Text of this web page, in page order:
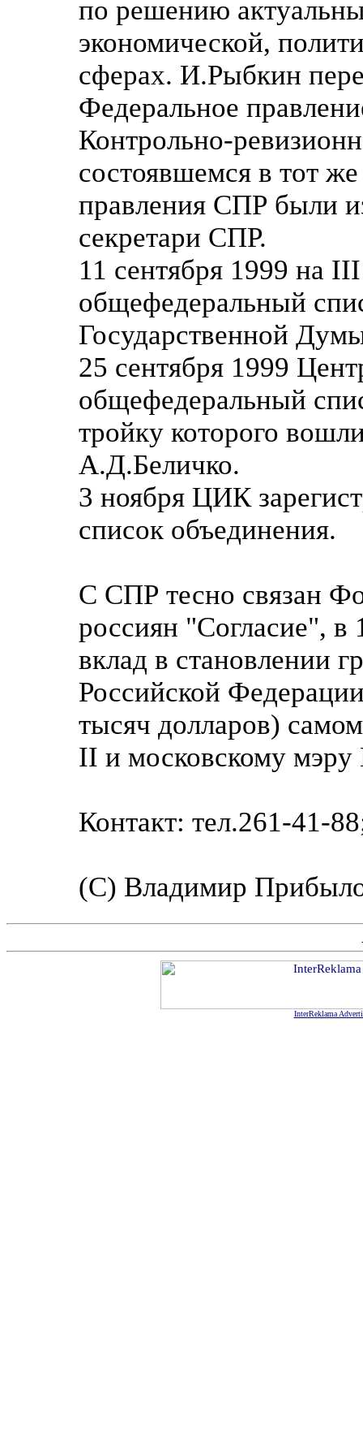
по решению
экономической,
сферах. И.Рыбкин
Федеральное
Контрольно-
состоявшемся в тот
правления СПР были
секретари СПР.
11 сентября 1999 на
общефедеральный
Государственной
25 сентября 1999
общефедеральный
тройку которого
А.Д.Беличко.
3 ноября ЦИК
список объединения.
С СПР тесно связан
россиян "Согласие",
вклад в становлении
Российской
тысяч долларов)
II и московскому
Контакт: тел.261-41-
(C) Владимир
InterReklama